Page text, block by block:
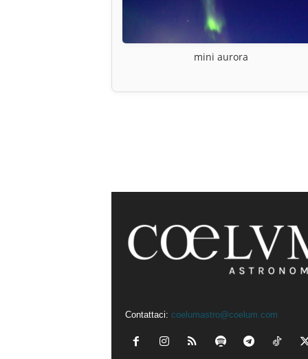
mini aurora
Contattaci: coelumastro@coelum.com